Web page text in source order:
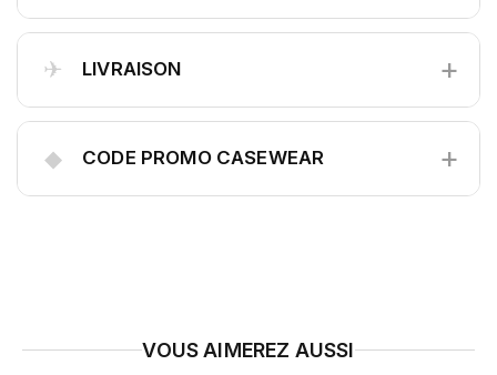
✈ LIVRAISON +
◆ CODE PROMO CASEWEAR +
VOUS AIMEREZ AUSSI